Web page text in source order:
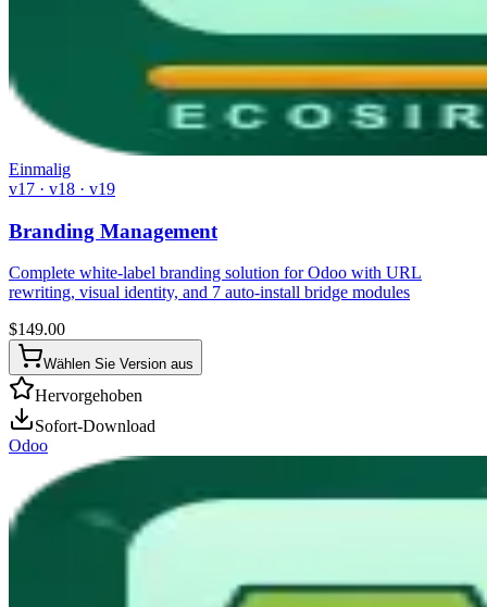
Einmalig
v17 · v18 · v19
Branding Management
Complete white-label branding solution for Odoo with URL
rewriting, visual identity, and 7 auto-install bridge modules
$149.00
Wählen Sie Version aus
Hervorgehoben
Sofort-Download
Odoo